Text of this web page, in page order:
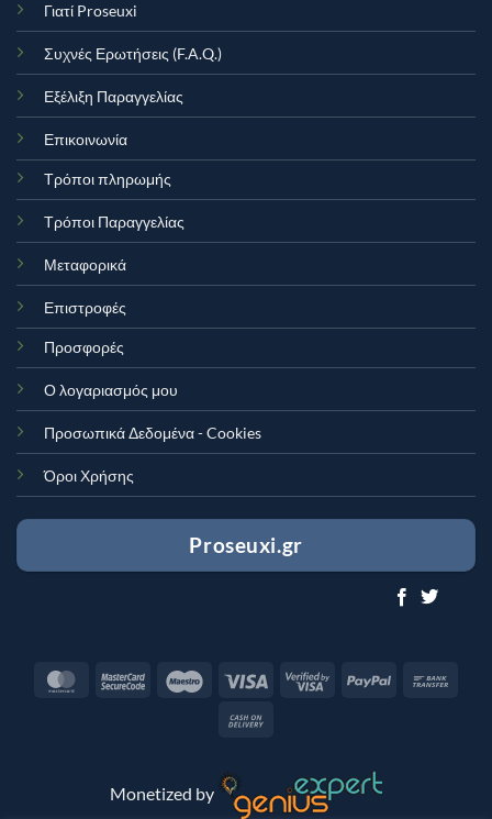
Γιατί Proseuxi
Συχνές Ερωτήσεις (F.A.Q.)
Εξέλιξη Παραγγελίας
Επικοινωνία
Τρόποι πληρωμής
Τρόποι Παραγγελίας
Μεταφορικά
Επιστροφές
Προσφορές
Ο λογαριασμός μου
Προσωπικά Δεδομένα - Cookies
Όροι Χρήσης
Proseuxi.gr
MasterCardMasterCardMaestro Visa
Visa
PayPal
Monetized by